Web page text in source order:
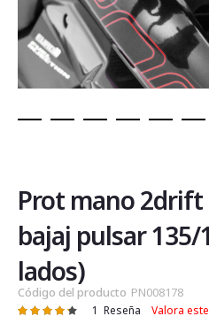
de
la
galería
de
imágenes
Prot mano
bajaj pulsar 135/
lados)
Código del producto PN008178
Valoración: 1 Reseña Valora